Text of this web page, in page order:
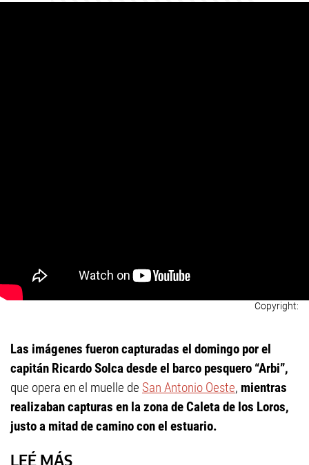
Las imágenes fueron capturadas el domingo por el
capitán Ricardo Solca desde el barco pesquero “Arbi”,
que opera en el muelle de San Antonio Oeste, mientras
realizaban capturas en la zona de Caleta de los Loros,
justo a mitad de camino con el estuario.
LEÉ MÁS